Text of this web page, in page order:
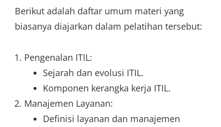
Berikut adalah daftar umum materi yang
biasanya diajarkan dalam pelatihan tersebut:
Pengenalan ITIL:
Sejarah dan evolusi ITIL.
Komponen kerangka kerja ITIL.
Manajemen Layanan:
Definisi layanan dan manajemen